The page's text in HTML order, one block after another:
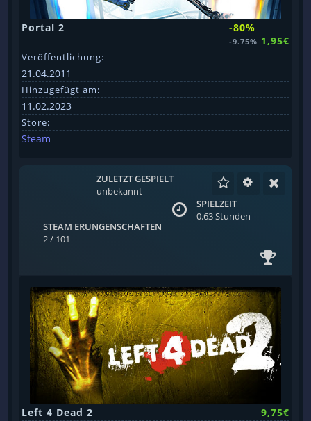
Portal 2 -80%
-9.75% 1,95€
Veröffentlichung:
21.04.2011
Hinzugefügt am:
11.02.2023
Store:
Steam
ZULETZT GESPIELT
unbekannt
SPIELZEIT
0.63 Stunden
STEAM ERUNGENSCHAFTEN
2 / 101
Left 4 Dead 2 9,75€